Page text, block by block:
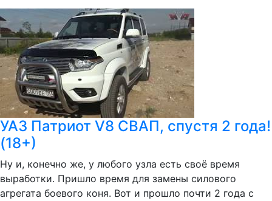
УАЗ Патриот V8 СВАП, спустя 2 года!
(18+)
Ну и, конечно же, у любого узла есть своё время
выработки. Пришло время для замены силового
агрегата боевого коня. Вот и прошло почти 2 года с